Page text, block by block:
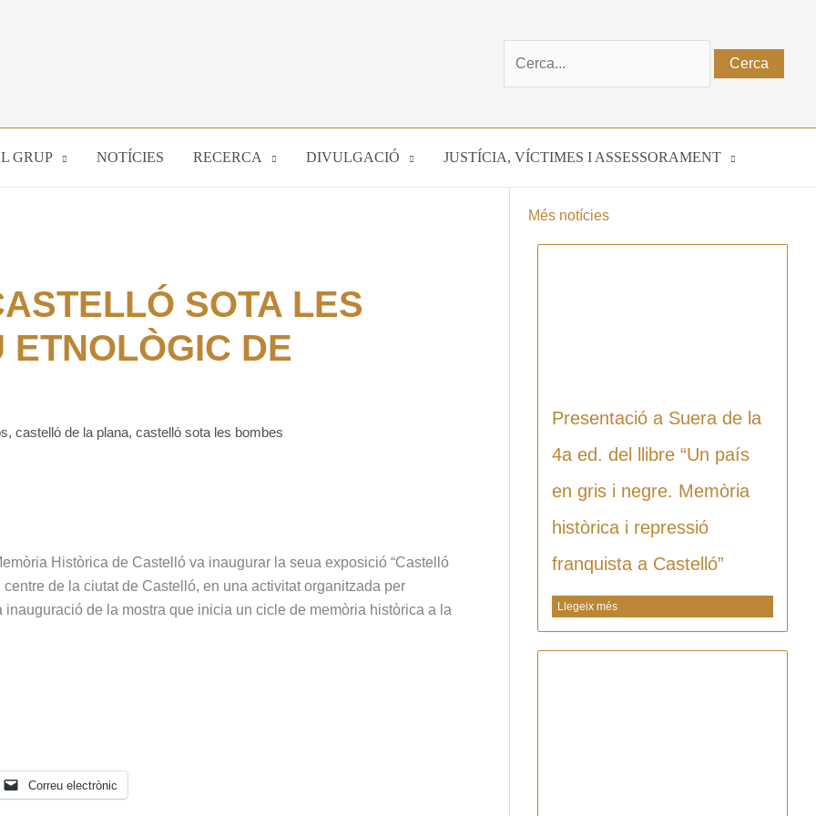
GRUP NOTÍCIES RECERCA DIVULGACIÓ JUSTÍCIA, VÍCTIMES I ASSESSORAMENT
SOTA LES
ETNOLÒGIC DE
, castelló de la plana, castelló sota les bombes
Històrica de Castelló va inaugurar la seua exposició “Castelló
de la ciutat de Castelló, en una activitat organitzada per
de la mostra que inicia un cicle de memòria històrica a la
Correu electrònic
Més notícies
Presentació a Suera de la
4a ed. del llibre “Un país
en gris i negre. Memòria
històrica i repressió
franquista a Castelló”
Llegeix més